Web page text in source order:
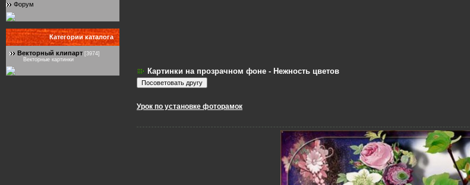
Форум
Категории каталога
Векторный клипарт [3974]
Векторные картинки
Картинки на прозрачном фоне - Нежность цветов
Урок по установке фоторамок